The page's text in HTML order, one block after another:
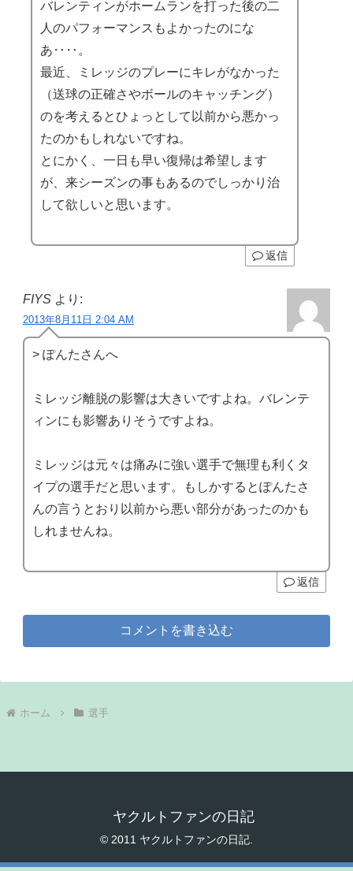
バレンティンがホームランを打った後の二
人のパフォーマンスもよかったのにな
あ‥‥。
最近、ミレッジのプレーにキレがなかった
（送球の正確さやボールのキャッチング）
のを考えるとひょっとして以前から悪かっ
たのかもしれないですね。
とにかく、一日も早い復帰は希望します
が、来シーズンの事もあるのでしっかり治
して欲しいと思います。
返信
FIYS より:
2013年8月11日 2:04 AM
> ぽんたさんへ
ミレッジ離脱の影響は大きいですよね。バレンテ
ィンにも影響ありそうですよね。
ミレッジは元々は痛みに強い選手で無理も利くタ
イプの選手だと思います。もしかするとぽんたさ
んの言うとおり以前から悪い部分があったのかも
しれませんね。
返信
コメントを書き込む
ホーム 選手
ヤクルトファンの日記
© 2011 ヤクルトファンの日記.